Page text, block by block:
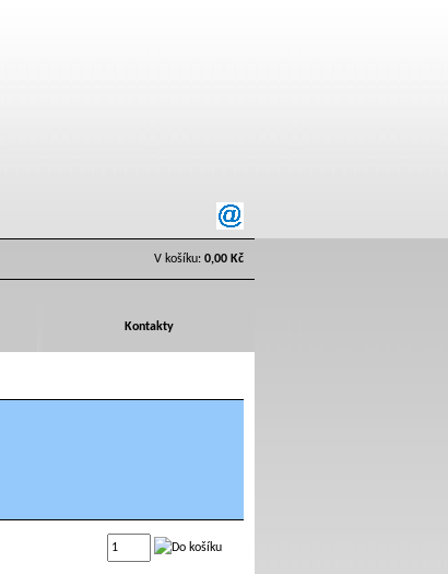
V košíku: 0,00 Kč
Kontakty